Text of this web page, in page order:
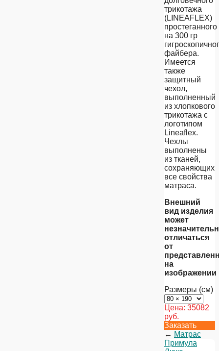
трикотажа
(LINEAFLEX)
простеганного
на 300 гр
файбера.
Имеется
также
защитный
чехол,
выполненный
из хлопкового
трикотажа с
логотипом
Lineaflex.
Чехлы
выполнены
из тканей,
сохраняющих
все свойства
матраcа.
Внешний
вид изделия
может
отличаться
от
на
изображении
Размеры (см)
Цена: 35082
руб.
Заказать
← Матрас
Примула